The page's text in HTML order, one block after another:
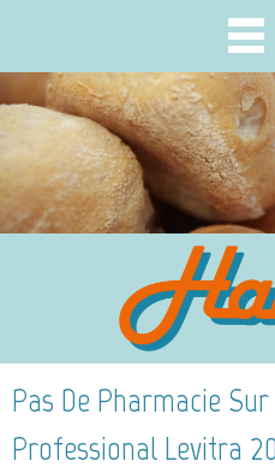
Pas De Pharmacie
Professional Levitra